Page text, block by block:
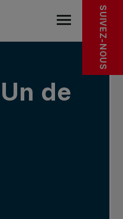
SUIVEZ-NOUS
de